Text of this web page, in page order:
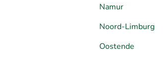
Namur
Noord-Limburg
Oostende